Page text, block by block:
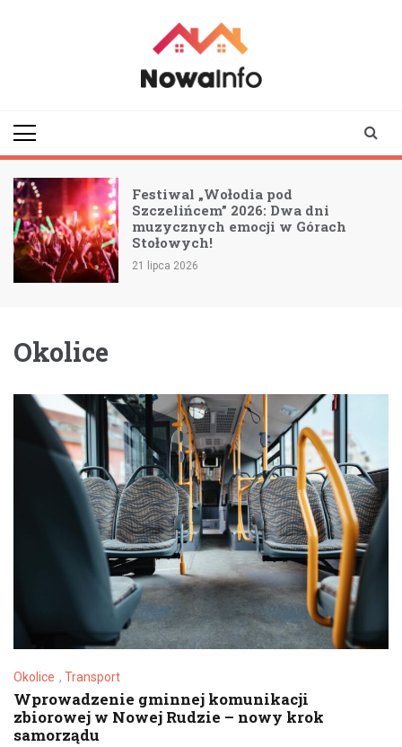
Festiwal „Wołodia pod
Szczelińcem” 2026: Dwa dni
muzycznych emocji w Górach
Stołowych!
21 lipca 2026
Okolice
Okolice , Transport
Wprowadzenie gminnej komunikacji
zbiorowej w Nowej Rudzie – nowy krok
samorządu